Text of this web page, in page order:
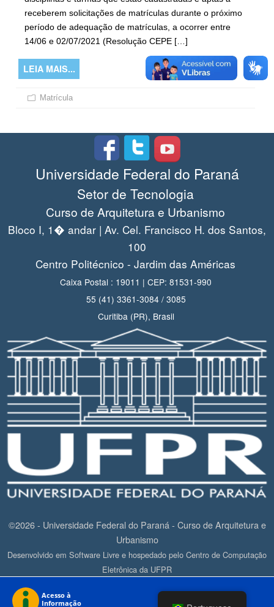
receberem solicitações de matrículas durante o próximo
período de adequação de matrículas, a ocorrer entre
14/06 e 02/07/2021 (Resolução CEPE […]
LEIA MAIS...
Matrícula
Universidade Federal do Paraná
Setor de Tecnologia
Curso de Arquitetura e Urbanismo
Bloco I, 1� andar | Av. Cel. Francisco H. dos Santos,
100
Centro Politécnico - Jardim das Américas
Caixa Postal : 19011 | CEP: 81531-990
55 (41) 3361-3084 / 3085
Curitiba (PR), Brasil
©2026 - Universidade Federal do Paraná - Curso de Arquitetura e
Urbanismo
Desenvolvido em Software Livre e hospedado pelo Centro de Computação
Eletrônica da UFPR